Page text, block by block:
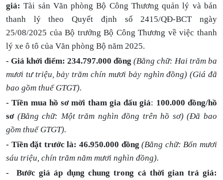
giá:Tài sản Văn phòng Bộ Công Thương quản lý và bán
thanh lý theo Quyết định số 2415/QĐ-BCT ngày
25/08/2025 của Bộ trưởng Bộ Công Thương về việc thanh
lý xe ô tô của Văn phòng Bộ năm 2025.
- Giá khởi điểm: 234.797.000 đồng (Bằng chữ: Hai trăm ba
mươi tư triệu, bảy trăm chín mươi bảy nghìn đồng) (Giá đã
bao gồm thuế GTGT).
- Tiền mua hồ sơ mời tham gia đấu giá: 100.000 đồng/hồ
sơ (Bằng chữ: Một trăm nghìn đồng trên hồ sơ) (Đã bao
gồm thuế GTGT).
- Tiền đặt trước là: 46.950.000 đồng(Bằng chữ: Bốn mươi
sáu triệu, chín trăm năm mươi nghìn đồng).
- Bước giá áp dụng chung trong cả thời gian trả giá: